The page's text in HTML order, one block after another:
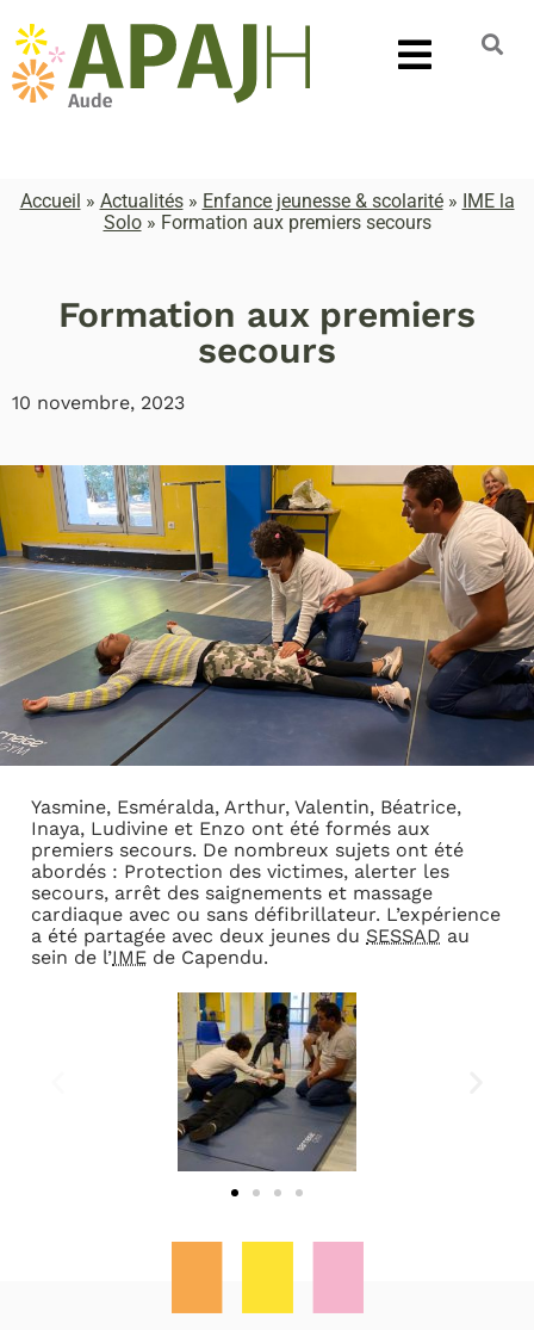
Accueil » Actualités» Enfance jeunesse & scolarité» IME la
Solo» Formation aux premiers secours
Formation aux premiers
secours
10 novembre, 2023
Yasmine, Esméralda, Arthur, Valentin, Béatrice,
Inaya, Ludivine et Enzo ont été formés aux
premiers secours. De nombreux sujets ont été
abordés : Protection des victimes, alerter les
secours, arrêt des saignements et massage
cardiaque avec ou sans défibrillateur. L’expérience
a été partagée avec deux jeunes du SESSAD au
sein de l’IME de Capendu.